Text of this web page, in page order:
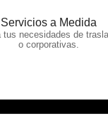
Servicios a Medida
tus necesidades de
o corporativas.
OTP Servicios